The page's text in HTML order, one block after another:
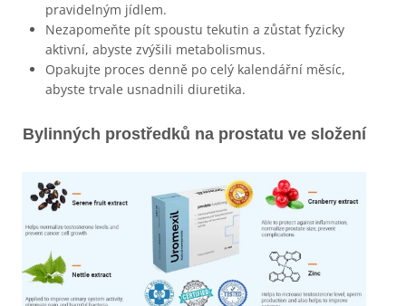
pravidelným jídlem.
Nezapomeňte pít spoustu tekutin a zůstat fyzicky
aktivní, abyste zvýšili metabolismus.
Opakujte proces denně po celý kalendářní měsíc,
abyste trvale usnadnili diuretika.
Bylinných prostředků na prostatu ve složení